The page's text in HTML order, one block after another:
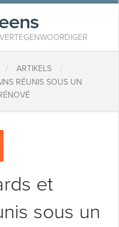
/ ARTIKELS /
RÉUNIS SOUS UN
et
sous un